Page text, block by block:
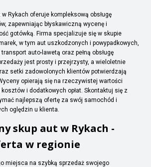
Rykach oferuje kompleksową obsługę
zapewniając błyskawiczną wycenę i
gotówką. Firma specjalizuje się w skupie
w tym aut uszkodzonych i powypadkowych,
auto-lawetą oraz pełną obsługę
jest prosty i przejrzysty, a wieloletnie
setki zadowolonych klientów potwierdzają
opierają się na rzeczywistej wartości
i dodatkowych opłat. Skontaktuj się z
najlepszą ofertę za swój samochód i
oględzin u klienta.
skup aut w Rykach -
w regionie
miejsca na szybką sprzedaż swojego